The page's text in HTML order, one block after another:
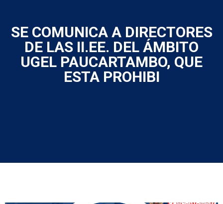
SE COMUNICA A DIRECTORES
DE LAS II.EE. DEL ÁMBITO
UGEL PAUCARTAMBO, QUE
ESTA PROHIBI